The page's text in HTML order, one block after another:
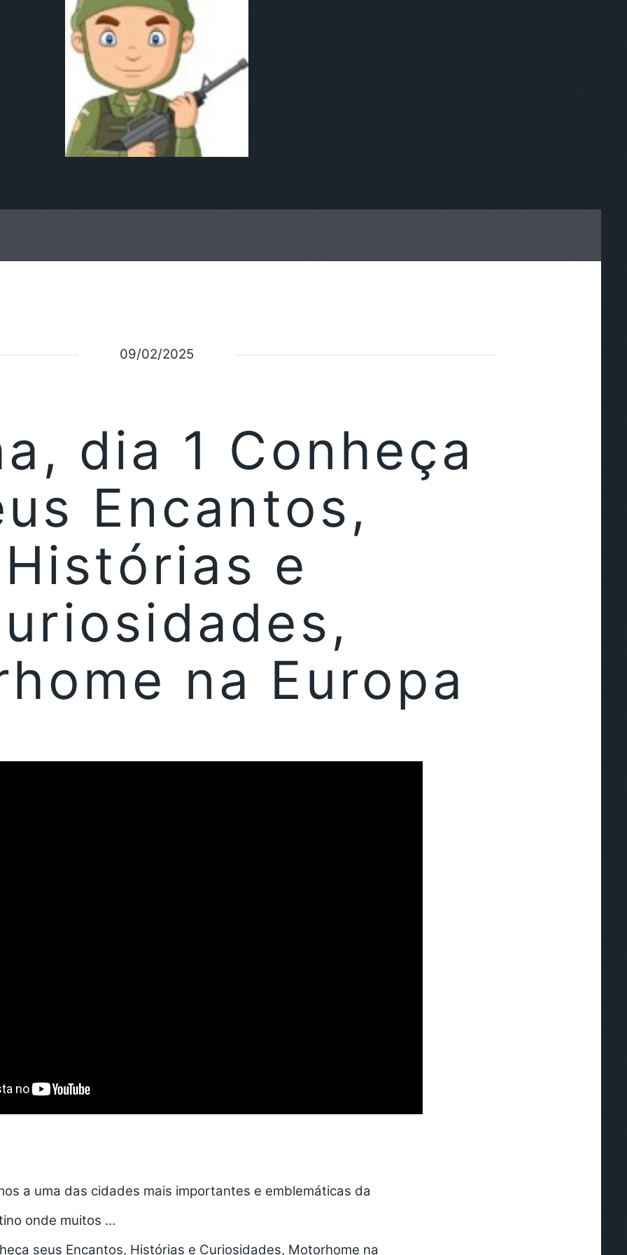
09/02/2025
dia 1 Conheça
Encantos,
Histórias e
na Europa
a uma das cidades mais importantes e emblemáticas da
onde muitos ...
seus Encantos, Histórias e Curiosidades, Motorhome na